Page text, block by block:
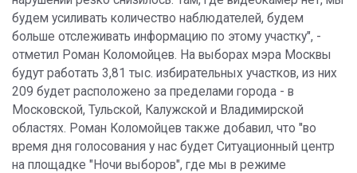
будем усиливать количество наблюдателей, будем
больше отслеживать информацию по этому участку", -
отметил Роман Коломойцев. На выборах мэра Москвы
будут работать 3,81 тыс. избирательных участков, из них
209 будет расположено за пределами города - в
Московской, Тульской, Калужской и Владимирской
областях. Роман Коломойцев также добавил, что "во
время дня голосования у нас будет Ситуационный центр
на площадке "Ночи выборов", где мы в режиме